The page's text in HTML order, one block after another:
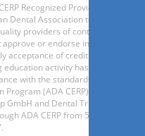
Đăng ký ngay
Recognized Provider.
Dental Association to assist
providers of continuing
or endorse individual
acceptance of credit hours by
activity has been
with the standards of the
(ADA CERP) through
and Dental Tribune
ADA CERP from 5/1/24 -